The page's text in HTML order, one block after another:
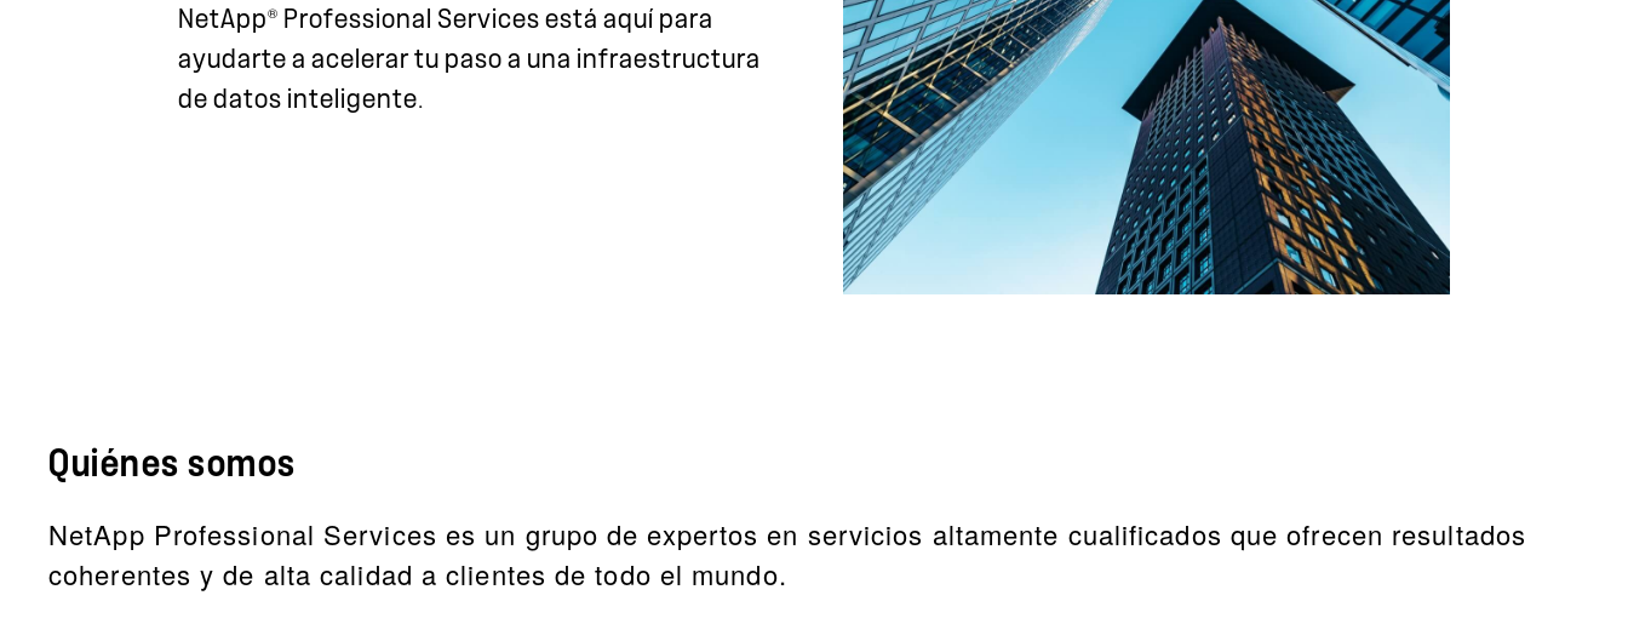
NetApp® Professional Services está aquí para
ayudarte a acelerar tu paso a una infraestructura
de datos inteligente.
Quiénes somos
NetApp Professional Services es un grupo de expertos en servicios altamente cualificados que ofrecen resultados
coherentes y de alta calidad a clientes de todo el mundo.